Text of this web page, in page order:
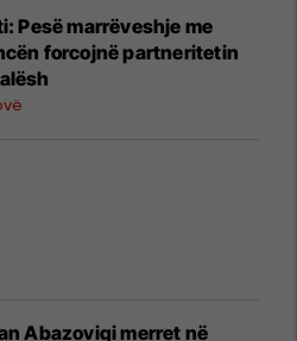
Pesë marrëveshje me
forcojnë partneritetin
Abazoviqi merret në